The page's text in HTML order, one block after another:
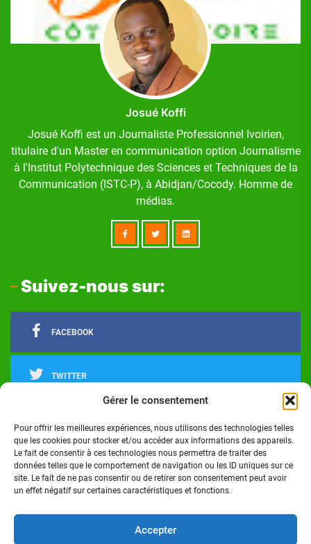
Gérer le consentement
Pour offrir les meilleures expériences, nous utilisons des technologies telles
que les cookies pour stocker et/ou accéder aux informations des appareils.
Le fait de consentir à ces technologies nous permettra de traiter des
données telles que le comportement de navigation ou les ID uniques sur ce
site. Le fait de ne pas consentir ou de retirer son consentement peut avoir
un effet négatif sur certaines caractéristiques et fonctions.
Accepter
Josué Koffi
Josué Koffi est un Journaliste Professionnel Ivoirien,
titulaire d'un Master en communication option Journalisme
à l'Institut Polytechnique des Sciences et Techniques de la
Communication (ISTC-P), à Abidjan/Cocody. Homme de
médias.
Suivez-nous sur:
FACEBOOK
TWITTER
INSTAGRAM
Actualités Services